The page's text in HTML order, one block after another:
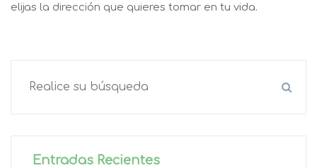
elijas la dirección que quieres tomar en tu vida.
Entradas Recientes